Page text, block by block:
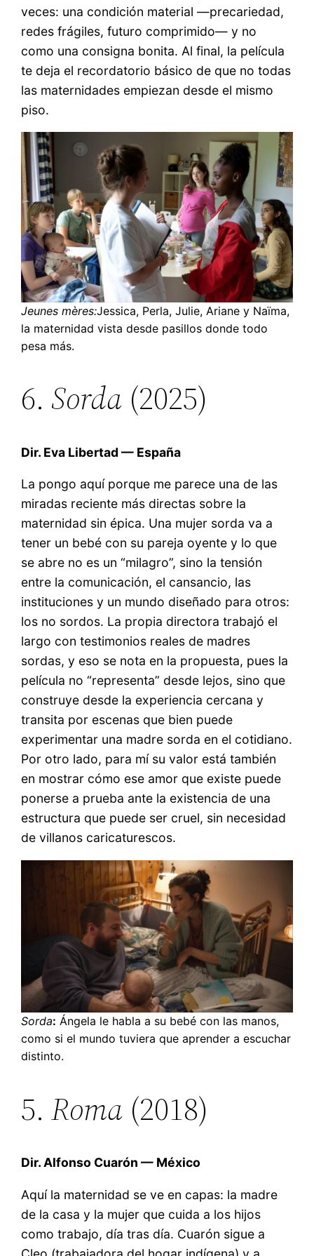
veces: una condición material —precariedad,
redes frágiles, futuro comprimido— y no
como una consigna bonita. Al final, la película
te deja el recordatorio básico de que no todas
las maternidades empiezan desde el mismo
piso.
Jeunes mères:Jessica, Perla, Julie, Ariane y Naïma,
la maternidad vista desde pasillos donde todo
pesa más.
6. Sorda (2025)
Dir. Eva Libertad — España
La pongo aquí porque me parece una de las
miradas reciente más directas sobre la
maternidad sin épica. Una mujer sorda va a
tener un bebé con su pareja oyente y lo que
se abre no es un “milagro”, sino la tensión
entre la comunicación, el cansancio, las
instituciones y un mundo diseñado para otros:
los no sordos. La propia directora trabajó el
largo con testimonios reales de madres
sordas, y eso se nota en la propuesta, pues la
película no “representa” desde lejos, sino que
construye desde la experiencia cercana y
transita por escenas que bien puede
experimentar una madre sorda en el cotidiano.
Por otro lado, para mí su valor está también
en mostrar cómo ese amor que existe puede
ponerse a prueba ante la existencia de una
estructura que puede ser cruel, sin necesidad
de villanos caricaturescos.
Sorda: Ángela le habla a su bebé con las manos,
como si el mundo tuviera que aprender a escuchar
distinto.
5.Roma (2018)
Dir. Alfonso Cuarón — México
Aquí la maternidad se ve en capas: la madre
de la casa y la mujer que cuida a los hijos
como trabajo, día tras día. Cuarón sigue a